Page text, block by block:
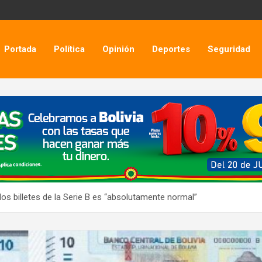
Portada Política Opinión Deportes Seguridad
billetes de la Serie B es “absolutamente normal”